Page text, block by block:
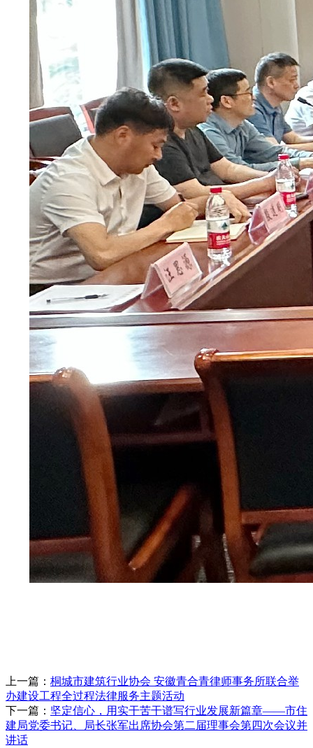
上一篇： 桐城市建筑行业协会 安徽青合青律师事务所联合举
办建设工程全过程法律服务主题活动
下一篇： 坚定信心，用实干苦干谱写行业发展新篇章——市住
建局党委书记、局长张军出席协会第二届理事会第四次会议并
讲话